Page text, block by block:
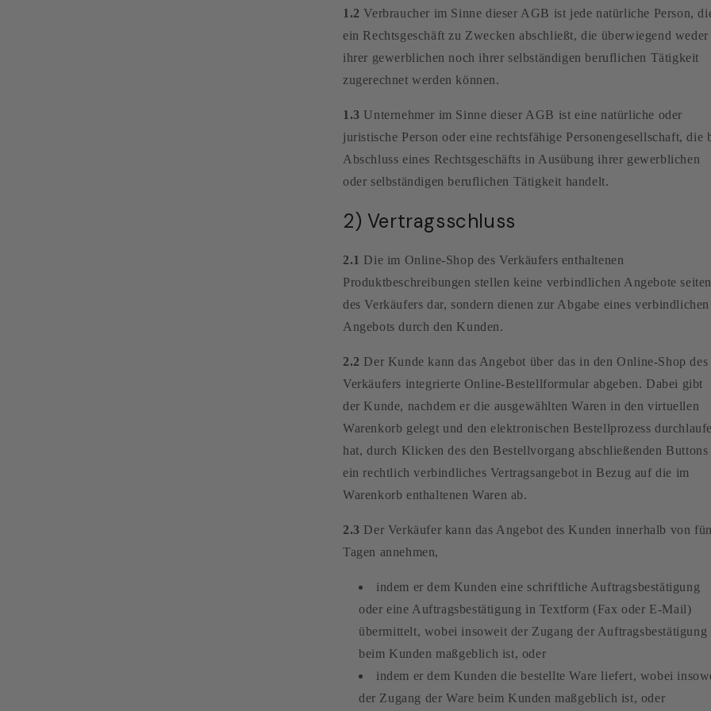
1.2 Verbraucher im Sinne dieser AGB ist jede natürliche Person,
ein Rechtsgeschäft zu Zwecken abschließt, die überwiegend weder
ihrer gewerblichen noch ihrer selbständigen beruflichen Tätigkeit
zugerechnet werden können.
1.3 Unternehmer im Sinne dieser AGB ist eine natürliche oder
juristische Person oder eine rechtsfähige Personengesellschaft, die
Abschluss eines Rechtsgeschäfts in Ausübung ihrer gewerblichen
oder selbständigen beruflichen Tätigkeit handelt.
2) Vertragsschluss
2.1 Die im Online-Shop des Verkäufers enthaltenen
Produktbeschreibungen stellen keine verbindlichen Angebote
des Verkäufers dar, sondern dienen zur Abgabe eines verbindlichen
Angebots durch den Kunden.
2.2 Der Kunde kann das Angebot über das in den Online-Shop des
Verkäufers integrierte Online-Bestellformular abgeben. Dabei gibt
der Kunde, nachdem er die ausgewählten Waren in den virtuellen
Warenkorb gelegt und den elektronischen Bestellprozess
hat, durch Klicken des den Bestellvorgang abschließenden Buttons
ein rechtlich verbindliches Vertragsangebot in Bezug auf die im
Warenkorb enthaltenen Waren ab.
2.3 Der Verkäufer kann das Angebot des Kunden innerhalb von
Tagen annehmen,
indem er dem Kunden eine schriftliche Auftragsbestätigung
oder eine Auftragsbestätigung in Textform (Fax oder E-Mail)
übermittelt, wobei insoweit der Zugang der Auftragsbestätigung
beim Kunden maßgeblich ist, oder
indem er dem Kunden die bestellte Ware liefert, wobei
der Zugang der Ware beim Kunden maßgeblich ist, oder